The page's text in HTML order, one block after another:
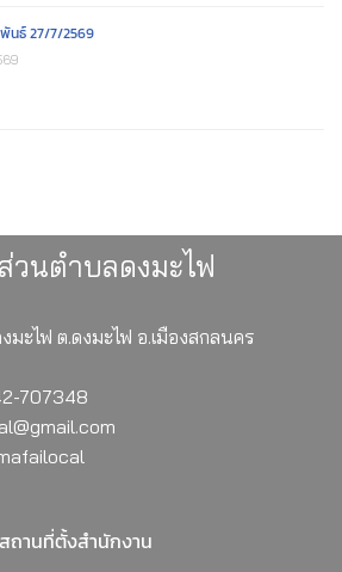
นธ์ 27/7/2569
วนตำบลดงมะไฟ
ะไฟ ต.ดงมะไฟ อ.เมืองสกลนคร
707348
สถานที่ตั้งสำนักงาน